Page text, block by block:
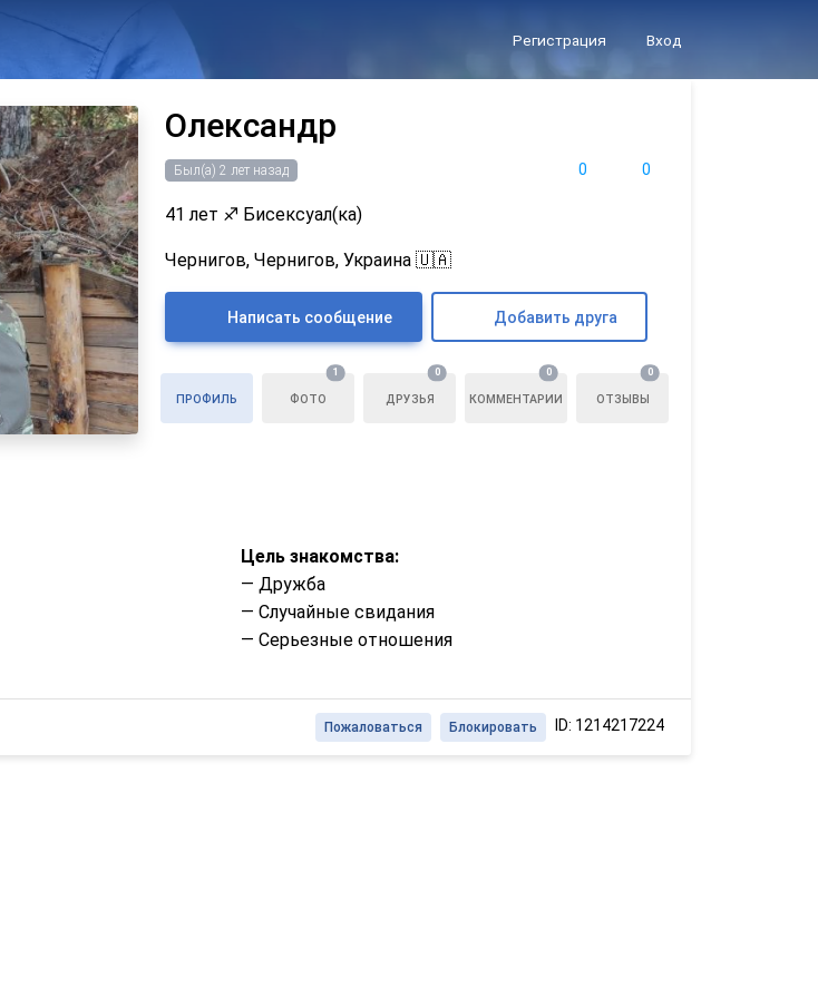
Регистрация Вход
Олександр
0 0
Был(а) 2 лет назад
41 лет ♐ Бисексуал(ка)
Чернигов, Чернигов, Украина 🇺🇦
Написать сообщение Добавить друга
ПРОФИЛЬ ФОТО
1
ДРУЗЬЯ
0
КОММЕНТАРИИ
0
ОТЗЫВЫ
0
Цель знакомства:
— Дружба
— Случайные свидания
— Серьезные отношения
ID: 1214217224
Блокировать
Пожаловаться